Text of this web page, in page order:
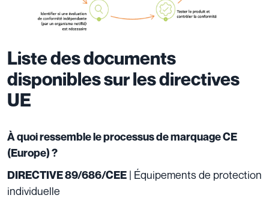
Liste des documents
disponibles sur les directives
UE
À quoi ressemble le processus de marquage CE
(Europe) ?
DIRECTIVE 89/686/CEE | Équipements de protection
individuelle